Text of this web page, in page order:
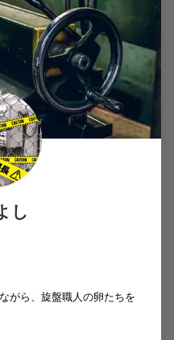
し
がら、旋盤職人の卵たちを